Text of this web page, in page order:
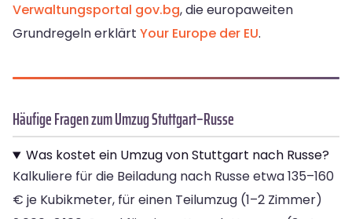
Verwaltungsportal gov.bg, die europaweiten
Grundregeln erklärt Your Europe der EU.
Häufige Fragen zum Umzug Stuttgart–Russe
Was kostet ein Umzug von Stuttgart nach Russe?
Kalkuliere für die Beiladung nach Russe etwa 135–160
€ je Kubikmeter, für einen Teilumzug (1–2 Zimmer)